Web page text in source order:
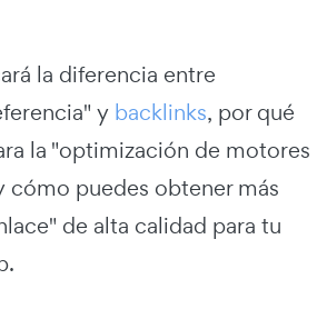
la diferencia entre
y backlinks, por qué
la "optimización de motores
cómo puedes obtener más
de alta calidad para tu